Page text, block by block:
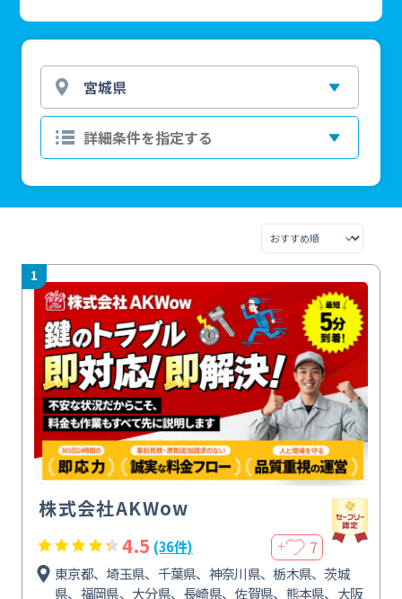
1
株式会社AKWow
4.5 (36件) ＋ 7
東京都、埼玉県、千葉県、神奈川県、栃木県、茨城
県、福岡県、大分県、長崎県、佐賀県、熊本県、大阪